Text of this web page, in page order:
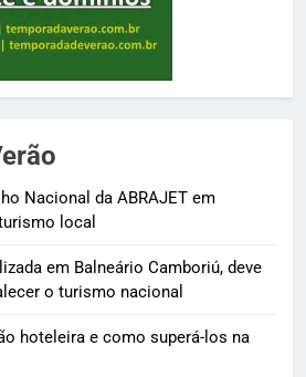
Nacional da ABRAJET em
local
em Balneário Camboriú, deve
o turismo nacional
hoteleira e como superá-los na